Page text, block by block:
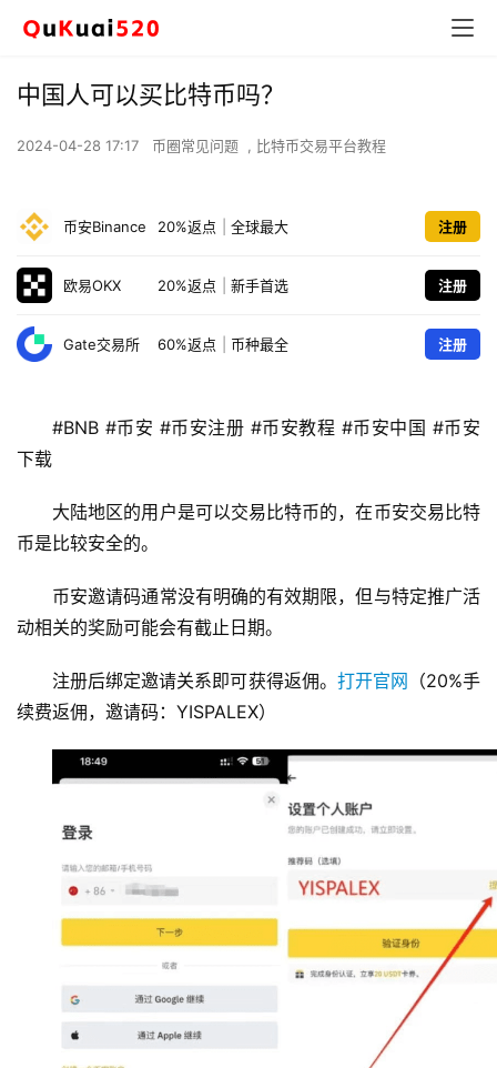
中国人可以买比特币吗？
2024-04-28 17:17 币圈常见问题 , 比特币交易平台教程
币安Binance 20%返点 全球最大 注册
欧易OKX 20%返点 新手首选 注册
Gate交易所 60%返点 币种最全 注册
#BNB #币安 #币安注册 #币安教程 #币安中国 #币安
下载
大陆地区的用户是可以交易比特币的，在币安交易比特
币是比较安全的。
币安邀请码通常没有明确的有效期限，但与特定推广活
动相关的奖励可能会有截止日期。
注册后绑定邀请关系即可获得返佣。 打开官网 （20%手
续费返佣，邀请码：YISPALEX）